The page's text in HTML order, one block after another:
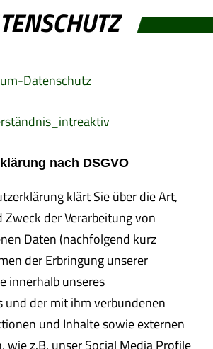
Datenschutz
nach DSGVO
klärt Sie über die Art,
der Verarbeitung von
Daten (nachfolgend kurz
der Erbringung unserer
innerhalb unseres
und der mit ihm verbundenen
und Inhalte sowie externen
wie z.B. unser Social Media Profile